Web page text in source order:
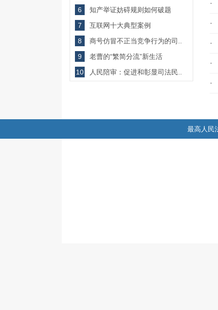
6
知产举证妨碍规则如何破题
7
互联网十大典型案例
8
商号仿冒不正当竞争行为的司..
9
老曹的“繁简分流”新生活
10
人民陪审：促进和彰显司法民..
·
·
·
·
·
最高人民